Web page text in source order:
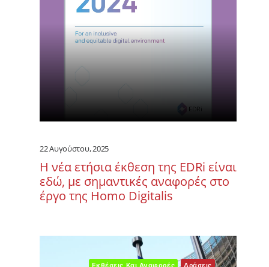
22 Αυγούστου, 2025
Η νέα ετήσια έκθεση της EDRi είναι
εδώ, με σημαντικές αναφορές στο
έργο της Homo Digitalis
Εκθέσεις Και Αναφορές Δράσεις